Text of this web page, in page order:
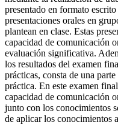
presentado en formato
presentaciones orales en
plantean en clase. Estas
capacidad de comunicación
evaluación significativa.
los resultados del examen
prácticas, consta de una
práctica. En este examen
capacidad de comunicación
junto con los conocimientos
de aplicar los conocimientos